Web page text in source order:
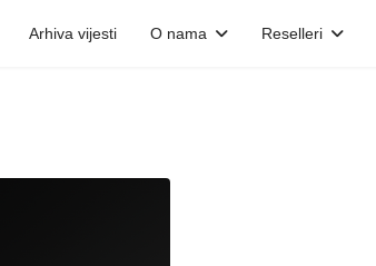
Arhiva vijesti O nama Reselleri